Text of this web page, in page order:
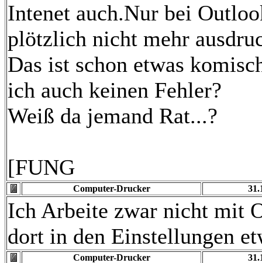
Intenet auch.Nur bei
plötzlich nicht mehr
Das ist schon etwas
ich auch keinen Fehler?
Weiß da jemand Rat...?
[FUNG
Computer-Drucker
Ich Arbeite zwar nicht mit
dort in den Einstellungen
Computer-Drucker